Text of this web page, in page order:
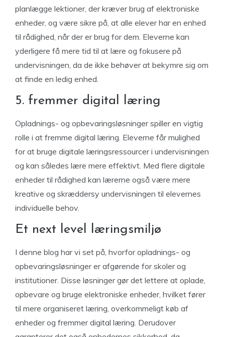
planlægge lektioner, der kræver brug af elektroniske
enheder, og være sikre på, at alle elever har en enhed
til rådighed, når der er brug for dem. Eleverne kan
yderligere få mere tid til at lære og fokusere på
undervisningen, da de ikke behøver at bekymre sig om
at finde en ledig enhed.
5. fremmer digital læring
Opladnings- og opbevaringsløsninger spiller en vigtig
rolle i at fremme digital læring. Eleverne får mulighed
for at bruge digitale læringsressourcer i undervisningen
og kan således lære mere effektivt. Med flere digitale
enheder til rådighed kan lærerne også være mere
kreative og skræddersy undervisningen til elevernes
individuelle behov.
Et next level læringsmiljø
I denne blog har vi set på, hvorfor opladnings- og
opbevaringsløsninger er afgørende for skoler og
institutioner. Disse løsninger gør det lettere at oplade,
opbevare og bruge elektroniske enheder, hvilket fører
til mere organiseret læring, overkommeligt køb af
enheder og fremmer digital læring. Derudover